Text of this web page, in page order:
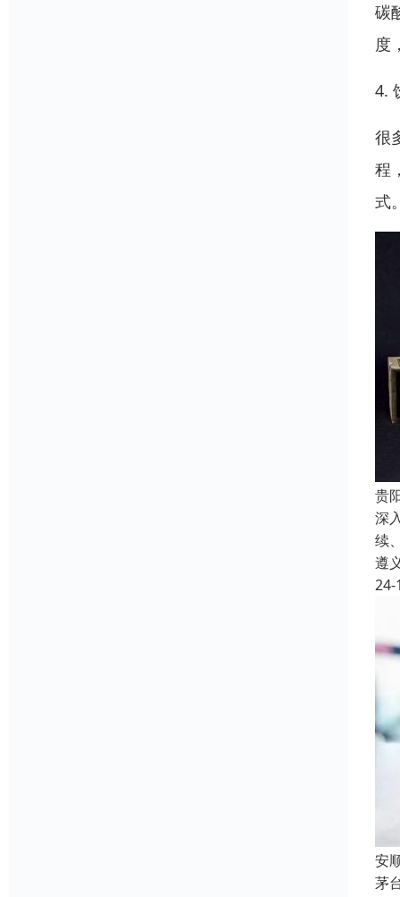
碳
度
4.
很
程
式
贵
深
续
遵
24-
安
茅